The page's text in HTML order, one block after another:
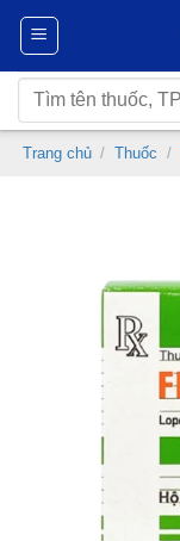
Chuyển
nội
dung
Tìm
kiếm:
Trang chủ / Thuốc /